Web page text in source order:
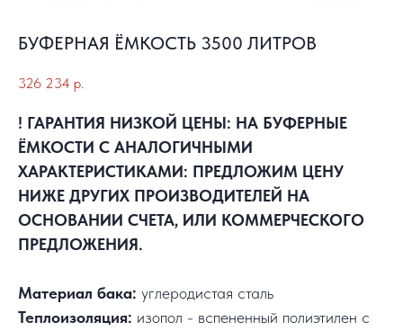
БУФЕРНАЯ ЁМКОСТЬ 3500 ЛИТРОВ
326 234 р.
! ГАРАНТИЯ НИЗКОЙ ЦЕНЫ: НА БУФЕРНЫЕ
ЁМКОСТИ С АНАЛОГИЧНЫМИ
ХАРАКТЕРИСТИКАМИ: ПРЕДЛОЖИМ ЦЕНУ
НИЖЕ ДРУГИХ ПРОИЗВОДИТЕЛЕЙ НА
ОСНОВАНИИ СЧЕТА, ИЛИ КОММЕРЧЕСКОГО
ПРЕДЛОЖЕНИЯ.
Материал бака: углеродистая сталь
Теплоизоляция: изопол - вспененный полиэтилен с